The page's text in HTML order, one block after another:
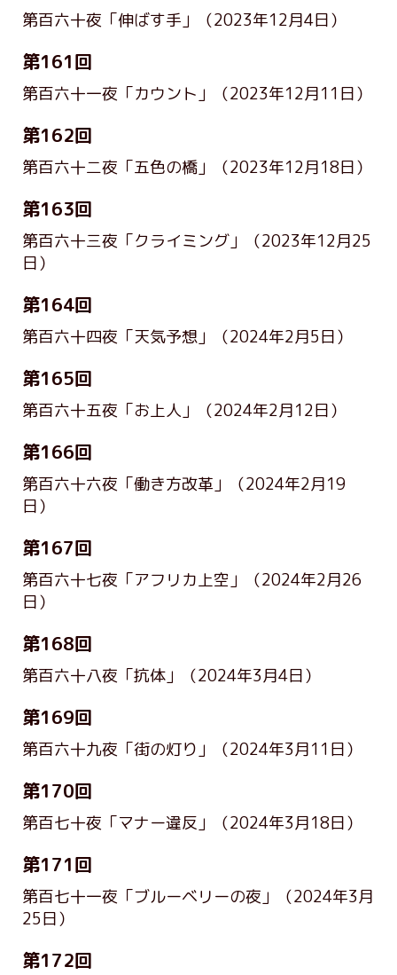
第百六十夜「伸ばす手」 （2023年12月4日）
第161回
第百六十一夜「カウント」 （2023年12月11日）
第162回
第百六十二夜「五色の橋」 （2023年12月18日）
第163回
第百六十三夜「クライミング」
（2023年12月25
日）
第164回
第百六十四夜「天気予想」 （2024年2月5日）
第165回
第百六十五夜「お上人」 （2024年2月12日）
第166回
第百六十六夜「働き方改革」
（2024年2月19
日）
第167回
第百六十七夜「アフリカ上空」
（2024年2月26
日）
第168回
第百六十八夜「抗体」 （2024年3月4日）
第169回
第百六十九夜「街の灯り」 （2024年3月11日）
第170回
第百七十夜「マナー違反」 （2024年3月18日）
第171回
第百七十一夜「ブルーベリーの夜」
（2024年3月
25日）
第172回